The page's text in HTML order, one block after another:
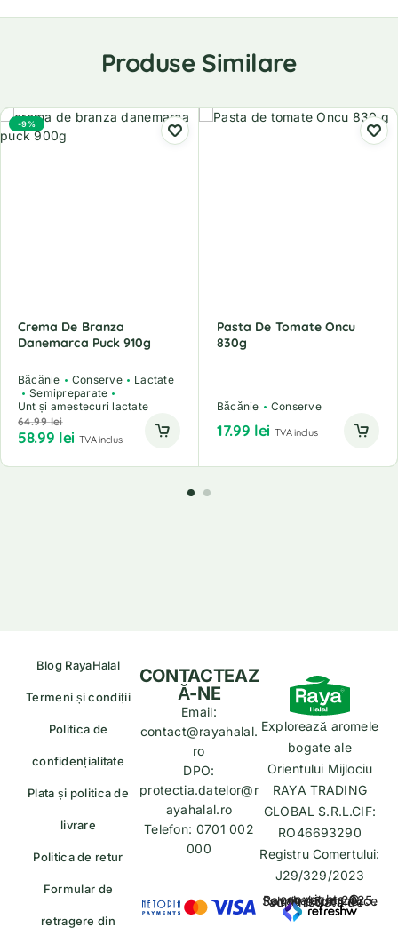
Produse Similare
-9%
Crema De Branza
Danemarca Puck 910g
Băcănie Conserve
Lactate
Semipreparate
Unt și amestecuri lactate
64.99lei
58.99 lei TVA inclus
Pasta De Tomate Oncu
830g
Băcănie Conserve
17.99 lei TVA inclus
Blog RayaHalal
Termeni și condiții
Politica de
confidențialitate
Plata și politica de
livrare
Politica de retur
Formular de
retragere din
Explorează aromele
bogate ale
Orientului Mijlociu
RAYA TRADING
GLOBAL S.R.L.CIF:
RO46693290
Registru Comertului:
J29/329/2023
copyrights © Rayahalal.ro 2025. Soluție eCommerce administrată de
CONTACTEAZ
Ă-NE
Email:
contact@rayahalal.
ro
DPO:
protectia.datelor@r
ayahalal.ro
Telefon: 0701 002
000